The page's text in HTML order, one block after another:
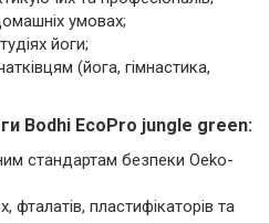
умовах;
йоги;
(йога, гімнастика,
Bodhi EcoPro jungle green:
стандартам безпеки Oeko-
фталатів, пластифікаторів та